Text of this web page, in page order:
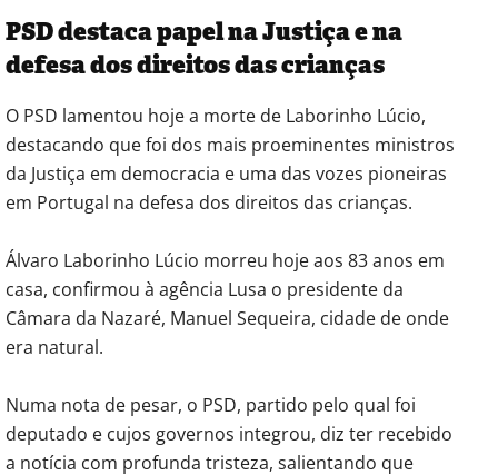
PSD destaca papel na Justiça e na
defesa dos direitos das crianças
O PSD lamentou hoje a morte de Laborinho Lúcio,
destacando que foi dos mais proeminentes ministros
da Justiça em democracia e uma das vozes pioneiras
em Portugal na defesa dos direitos das crianças.
Álvaro Laborinho Lúcio morreu hoje aos 83 anos em
casa, confirmou à agência Lusa o presidente da
Câmara da Nazaré, Manuel Sequeira, cidade de onde
era natural.
Numa nota de pesar, o PSD, partido pelo qual foi
deputado e cujos governos integrou, diz ter recebido
a notícia com profunda tristeza, salientando que